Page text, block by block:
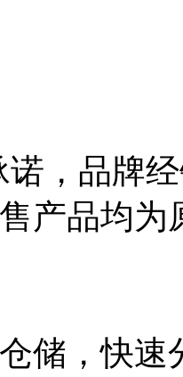
诺，品牌
产品均为
储，快